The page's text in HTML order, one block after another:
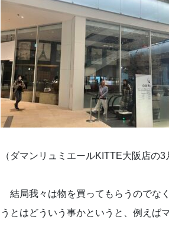
（ダマンリュミエールKITTE大阪店の3
結局我々は物を買ってもらうのでなく
うとはどういう事かというと、例えば